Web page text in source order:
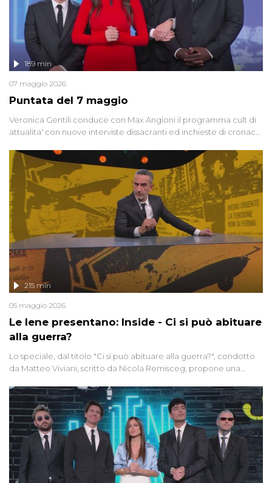
Puntata del 7 maggio
189 min
07 maggio 2026
Veronica Gentili conduce con Max Angioni il programma cult di
attualita' con nuove interviste dissacranti ed inchieste di cronaca
Le Iene presentano: Inside - Ci si può abituare
alla guerra?
215 min
05 maggio 2026
Lo speciale, dal titolo "Ci si può abituare alla guerra?", condotto
da Matteo Viviani, scritto da Nicola Remisceg, propone una
di settore - su quanto la guerra sia diventata una realtà pervasiva.
Anche se l'Italia non è direttamente coinvolta in conflitti armati, il
contesto globale rende impossibile considerarla un fenomeno
lontano.